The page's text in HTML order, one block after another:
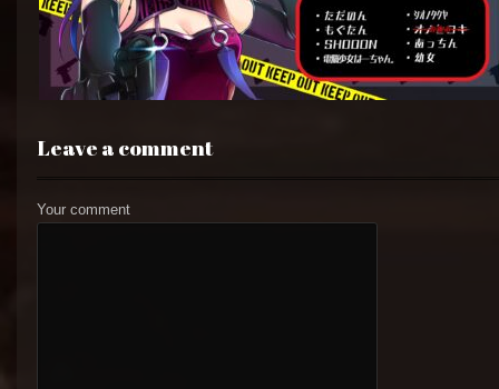
Leave a comment
Your comment